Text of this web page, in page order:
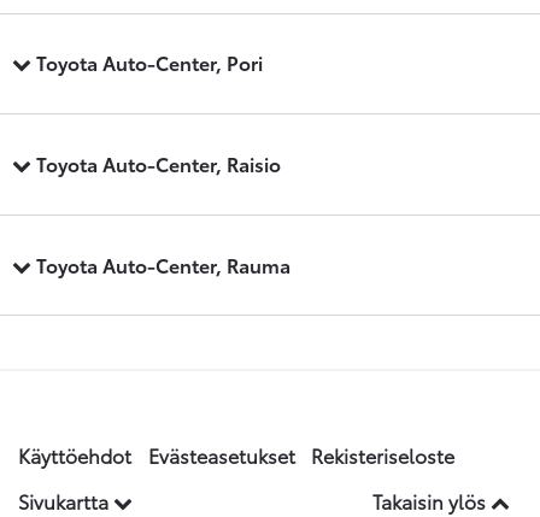
Toyota Auto-Center, Pori
Toyota Auto-Center, Raisio
Toyota Auto-Center, Rauma
Käyttöehdot Evästeasetukset
Rekisteriseloste
Sivukartta
Takaisin ylös